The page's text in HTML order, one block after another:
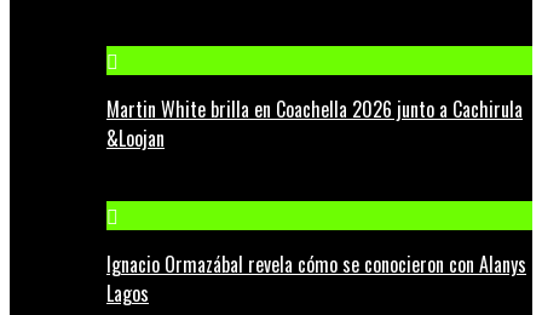
Martin White brilla en Coachella 2026 junto a Cachirula
&Loojan
Ignacio Ormazábal revela cómo se conocieron con Alanys
Lagos